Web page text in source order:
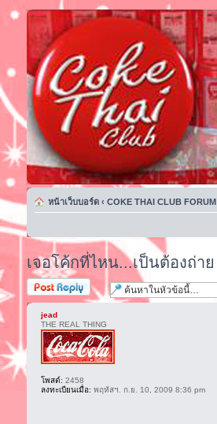
หน้าเว็บบอร์ด ‹ COKE THAI CLUB FORUM
เจอโค้กที่ไหน...เป็นต้องถ่าย
ตอบกระทู้
jead
THE REAL THING
โพสต์: 2458
ลงทะเบียนเมื่อ: พฤหัสฯ. ก.ย. 10, 2009 8:36 pm